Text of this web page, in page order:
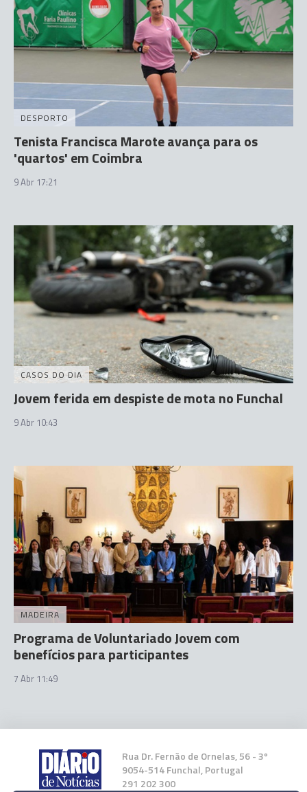
DESPORTO
Tenista Francisca Marote avança para os
'quartos' em Coimbra
9 Abr 17:21
CASOS DO DIA
Jovem ferida em despiste de mota no Funchal
9 Abr 10:43
MADEIRA
Programa de Voluntariado Jovem com
benefícios para participantes
7 Abr 11:49
Rua Dr. Fernão de Ornelas, 56 - 3º
9054-514 Funchal, Portugal
291 202 300